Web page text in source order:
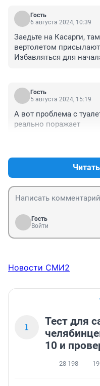
Гость
6 августа 2024, 10:39
Заедьте на Касарги,
вертолетом
Избавляться для
Поставили урны - но
туалеты - но они
других регионов....
Гость
5 августа 2024, 15:19
А вот проблема с
реально поражает
Гость
Войти
Новости СМИ2
1
Тест для
10 и
28 198 19